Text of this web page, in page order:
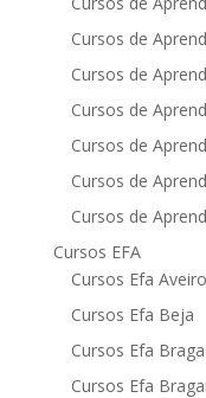
Cursos de
Cursos de
Cursos de
Cursos de
Cursos de
Cursos de
Cursos EFA
Cursos Efa Aveiro
Cursos Efa Beja
Cursos Efa Braga
Cursos Efa